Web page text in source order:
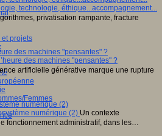
et projets
Femmes
privatisation rampante, fracture
des machines "pensantes" ?
artificielle générative marque une rupture
numérique (2)
Un contexte
fonctionnement administratif, dans les…